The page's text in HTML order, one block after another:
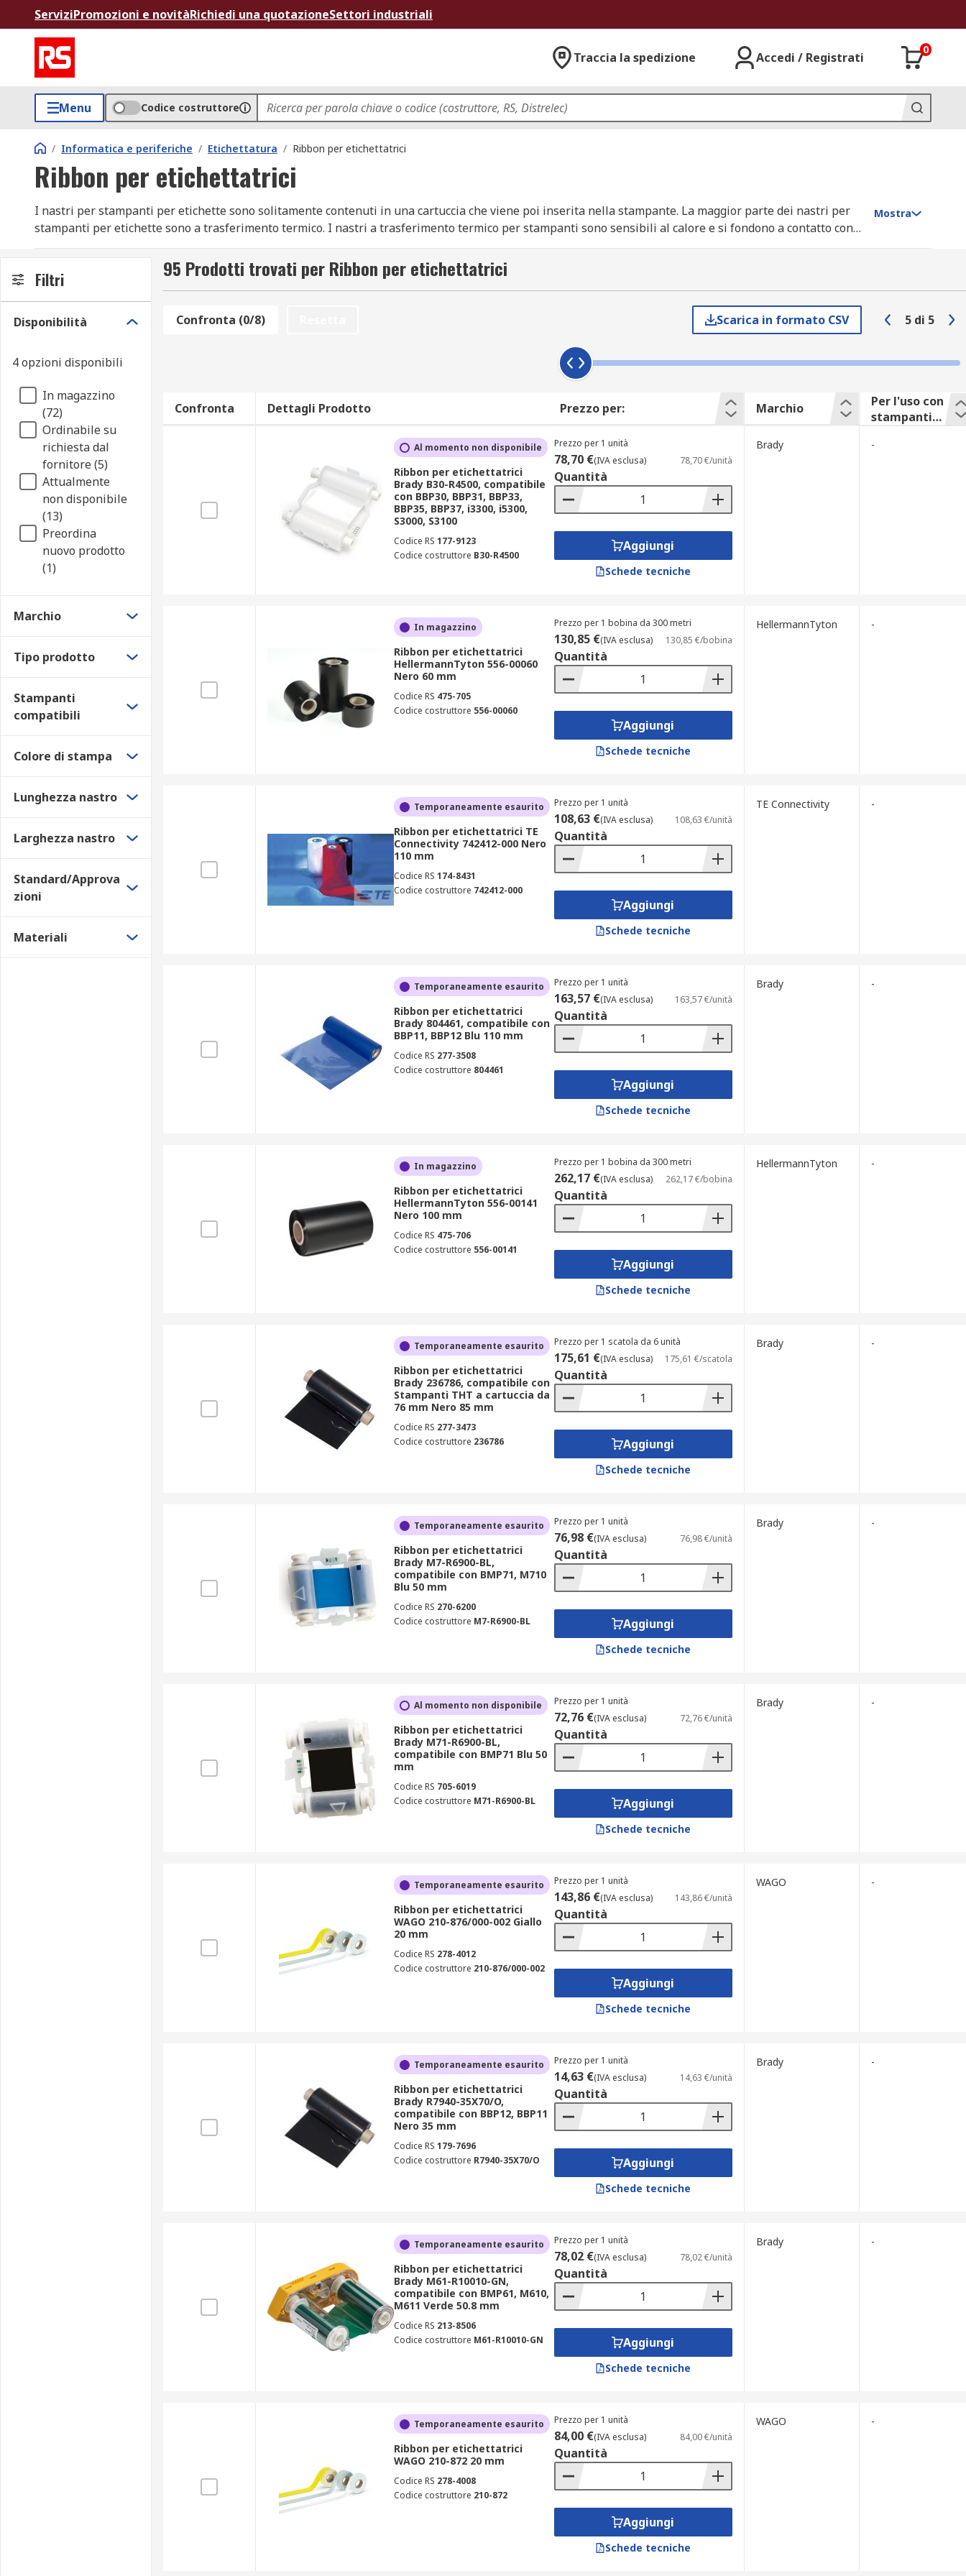
ServiziPromozioni e novitàRichiedi una quotazioneSettori industriali
Traccia la spedizione Accedi / Registrati
0
Menu Codice costruttore
/ Informatica e periferiche / Etichettatura / Ribbon per etichettatrici
Ribbon per etichettatrici
I nastri per stampanti per etichette sono solitamente contenuti in una cartuccia che viene poi inserita nella stampante. La maggior parte dei nastri per
stampanti per etichette sono a trasferimento termico. I nastri a trasferimento termico per stampanti sono sensibili al calore e si fondono a contatto con
durevole e nitida. I nastri per stampanti per etichette sono disponibili in diversi colori e possono essere utilizzati con un'ampia gamma di modelli di
stampanti.
Mostra
Filtri
Disponibilità
4 opzioni disponibili
In magazzino
(72)
Ordinabile su
richiesta dal
fornitore (5)
Attualmente
non disponibile
(13)
Preordina
nuovo prodotto
(1)
Marchio
Tipo prodotto
Stampanti
compatibili
Colore di stampa
Lunghezza nastro
Larghezza nastro
Standard/Approva
zioni
Materiali
95 Prodotti trovati per Ribbon per etichettatrici
Confronta (0/8) Scarica in formato CSV 5 di 5
Confronta Dettagli Prodotto Prezzo per: Marchio
Per l'uso con
stampanti
Al momento non disponibile
Ribbon per etichettatrici
Brady B30-R4500, compatibile
con BBP30, BBP31, BBP33,
BBP35, BBP37, i3300, i5300,
S3000, S3100
Codice RS 177-9123
Codice costruttore B30-R4500
Prezzo per 1 unità
78,70 €(IVA esclusa) 78,70 €/unità
Quantità
Aggiungi
Schede tecniche
Brady -
In magazzino
Ribbon per etichettatrici
HellermannTyton 556-00060
Nero 60 mm
Codice RS 475-705
Codice costruttore 556-00060
Prezzo per 1 bobina da 300 metri
130,85 €(IVA esclusa) 130,85 €/bobina
Quantità
Aggiungi
Schede tecniche
HellermannTyton -
Temporaneamente esaurito
Ribbon per etichettatrici TE
Connectivity 742412-000 Nero
110 mm
Codice RS 174-8431
Codice costruttore 742412-000
Prezzo per 1 unità
108,63 €(IVA esclusa) 108,63 €/unità
Quantità
Aggiungi
Schede tecniche
TE Connectivity -
Temporaneamente esaurito
Ribbon per etichettatrici
Brady 804461, compatibile con
BBP11, BBP12 Blu 110 mm
Codice RS 277-3508
Codice costruttore 804461
Prezzo per 1 unità
163,57 €(IVA esclusa) 163,57 €/unità
Quantità
Aggiungi
Schede tecniche
Brady -
In magazzino
Ribbon per etichettatrici
HellermannTyton 556-00141
Nero 100 mm
Codice RS 475-706
Codice costruttore 556-00141
Prezzo per 1 bobina da 300 metri
262,17 €(IVA esclusa) 262,17 €/bobina
Quantità
Aggiungi
Schede tecniche
HellermannTyton -
Temporaneamente esaurito
Ribbon per etichettatrici
Brady 236786, compatibile con
Stampanti THT a cartuccia da
76 mm Nero 85 mm
Codice RS 277-3473
Codice costruttore 236786
Prezzo per 1 scatola da 6 unità
175,61 €(IVA esclusa) 175,61 €/scatola
Quantità
Aggiungi
Schede tecniche
Brady -
Temporaneamente esaurito
Ribbon per etichettatrici
Brady M7-R6900-BL,
compatibile con BMP71, M710
Blu 50 mm
Codice RS 270-6200
Codice costruttore M7-R6900-BL
Prezzo per 1 unità
76,98 €(IVA esclusa) 76,98 €/unità
Quantità
Aggiungi
Schede tecniche
Brady -
Al momento non disponibile
Ribbon per etichettatrici
Brady M71-R6900-BL,
compatibile con BMP71 Blu 50
mm
Codice RS 705-6019
Codice costruttore M71-R6900-BL
Prezzo per 1 unità
72,76 €(IVA esclusa) 72,76 €/unità
Quantità
Aggiungi
Schede tecniche
Brady -
Temporaneamente esaurito
Ribbon per etichettatrici
WAGO 210-876/000-002 Giallo
20 mm
Codice RS 278-4012
Codice costruttore 210-876/000-002
Prezzo per 1 unità
143,86 €(IVA esclusa) 143,86 €/unità
Quantità
Aggiungi
Schede tecniche
WAGO -
Temporaneamente esaurito
Ribbon per etichettatrici
Brady R7940-35X70/O,
compatibile con BBP12, BBP11
Nero 35 mm
Codice RS 179-7696
Codice costruttore R7940-35X70/O
Prezzo per 1 unità
14,63 €(IVA esclusa) 14,63 €/unità
Quantità
Aggiungi
Schede tecniche
Brady -
Temporaneamente esaurito
Ribbon per etichettatrici
Brady M61-R10010-GN,
compatibile con BMP61, M610,
M611 Verde 50.8 mm
Codice RS 213-8506
Codice costruttore M61-R10010-GN
Prezzo per 1 unità
78,02 €(IVA esclusa) 78,02 €/unità
Quantità
Aggiungi
Schede tecniche
Brady -
Temporaneamente esaurito
Ribbon per etichettatrici
WAGO 210-872 20 mm
Codice RS 278-4008
Codice costruttore 210-872
Prezzo per 1 unità
84,00 €(IVA esclusa) 84,00 €/unità
Quantità
Aggiungi
Schede tecniche
WAGO -